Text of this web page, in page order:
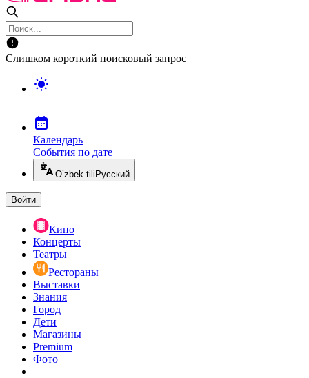
Слишком короткий поисковый запрос
Календарь
События по дате
O’zbek tili Русский
Войти
Кино
Концерты
Театры
Рестораны
Выставки
Знания
Город
Дети
Магазины
Premium
Фото